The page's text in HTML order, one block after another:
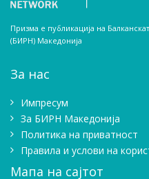
Призма е публикација на
(БИРН) Македонија
За нас
Импресум
Зa БИРН Македонија
Политика на приватност
Правила и услови на
Мапа на сајтот